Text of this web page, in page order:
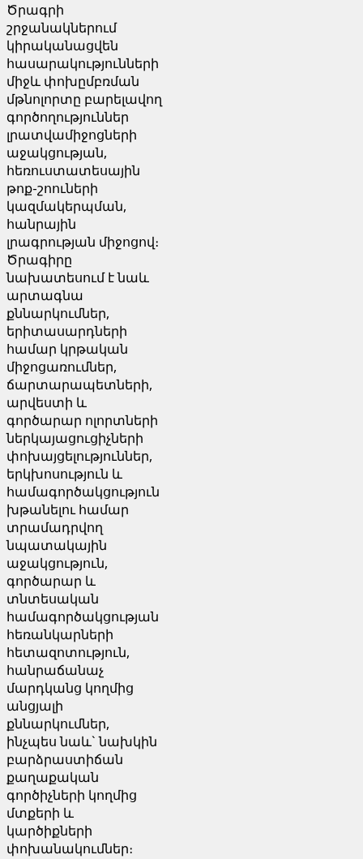
Ծրագրի
շրջանակներում
կիրականացվեն
հասարակությունների
միջև փոխըմբռման
մթնոլորտը բարելավող
գործողություններ
լրատվամիջոցների
աջակցության,
հեռուստատեսային
թոք-շոուների
կազմակերպման,
հանրային
լրագրության միջոցով։
Ծրագիրը
նախատեսում է նաև
արտագնա
քննարկումներ,
երիտասարդների
համար կրթական
միջոցառումներ,
ճարտարապետների,
արվեստի և
գործարար ոլորտների
ներկայացուցիչների
փոխայցելություններ,
երկխոսություն և
համագործակցություն
խթանելու համար
տրամադրվող
նպատակային
աջակցություն,
գործարար և
տնտեսական
համագործակցության
հեռանկարների
հետազոտություն,
հանրաճանաչ
մարդկանց կողմից
անցյալի
քննարկումներ,
ինչպես նաև` նախկին
բարձրաստիճան
քաղաքական
գործիչների կողմից
մտքերի և
կարծիքների
փոխանակումներ։